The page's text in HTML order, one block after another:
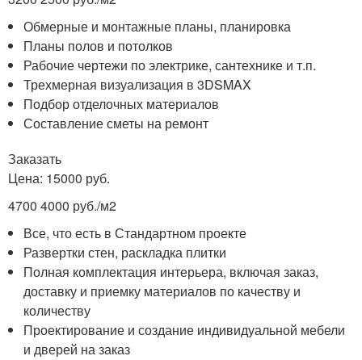
Обмерные и монтажные планы, планировка
Планы полов и потолков
Рабочие чертежи по электрике, сантехнике и т.п.
Трехмерная визуализация в 3DSMAX
Подбор отделочных материалов
Составление сметы на ремонт
Заказать
Цена: 15000 руб.
4700 4000 руб./м2
Все, что есть в Стандартном проекте
Развертки стен, раскладка плитки
Полная комплектация интерьера, включая заказ,
доставку и приемку материалов по качеству и
количеству
Проектирование и создание индивидуальной мебели
и дверей на заказ